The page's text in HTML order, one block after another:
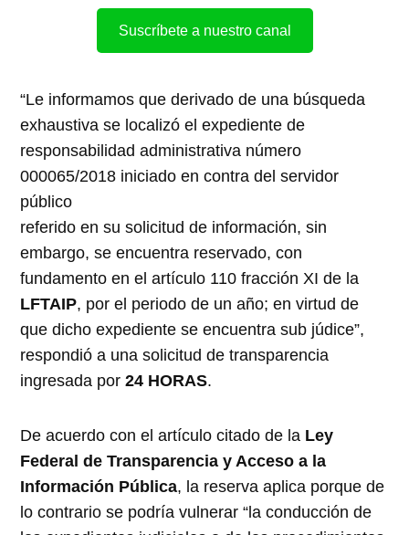
Suscríbete a nuestro canal
“Le informamos que derivado de una búsqueda
exhaustiva se localizó el expediente de
responsabilidad administrativa número
000065/2018 iniciado en contra del servidor
público
referido en su solicitud de información, sin
embargo, se encuentra reservado, con
fundamento en el artículo 110 fracción XI de la
LFTAIP, por el periodo de un año; en virtud de
que dicho expediente se encuentra sub júdice”,
respondió a una solicitud de transparencia
ingresada por24 HORAS.
De acuerdo con el artículo citado de la Ley
Federal de Transparencia y Acceso a la
Información Pública, la reserva aplica porque de
lo contrario se podría vulnerar “la conducción de